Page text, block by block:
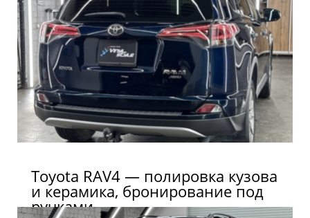
Toyota RAV4 — полировка кузова
и керамика, бронирование под
ручками